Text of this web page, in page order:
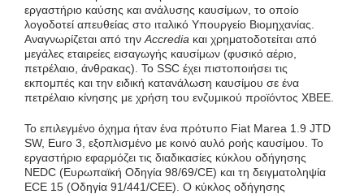
εργαστήριο καύσης και ανάλυσης καυσίμων, το οποίο
λογοδοτεί απευθείας στο ιταλικό Υπουργείο Βιομηχανίας.
Αναγνωρίζεται από την Accredia και χρηματοδοτείται από
μεγάλες εταιρείες εισαγωγής καυσίμων (φυσικό αέριο,
πετρέλαιο, άνθρακας). Το SSC έχει πιστοποιήσει τις
εκπομπές και την ειδική κατανάλωση καυσίμου σε ένα
πετρέλαιο κίνησης με χρήση του ενζυμικού προϊόντος XBEE.
Το επιλεγμένο όχημα ήταν ένα πρότυπο Fiat Marea 1.9 JTD
SW, Euro 3, εξοπλισμένο με κοινό αυλό ροής καυσίμου. Το
εργαστήριο εφαρμόζει τις διαδικασίες κύκλου οδήγησης
NEDC (Ευρωπαϊκή Οδηγία 98/69/CE) και τη δειγματοληψία
ECE 15 (Οδηγία 91/441/CEE). Ο κύκλος οδήγησης